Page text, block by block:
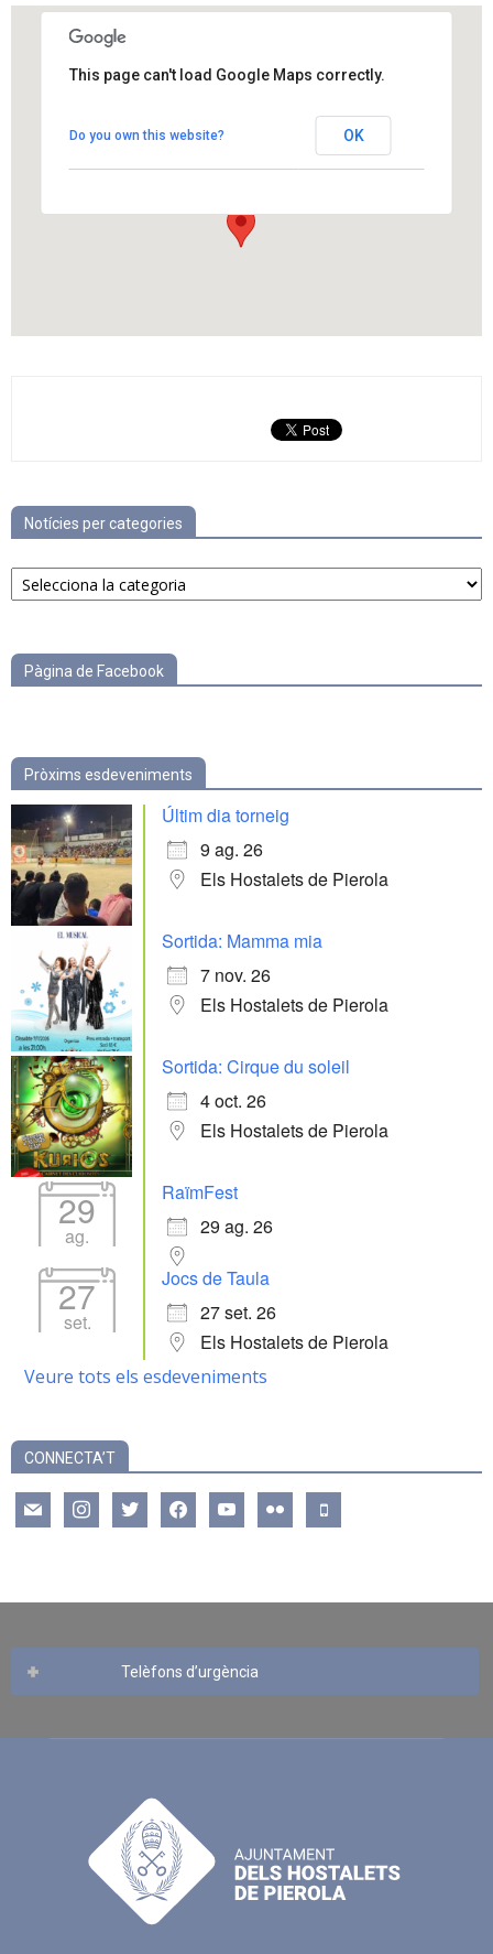
Punt Jove dels Hostalets de Pierola
Anselm Clavé, 6 - Els Hostalets de Pierola
View Events
This page can't load Google Maps correctly.
Do you own this website? OK
Notícies per categories
Notícies
per
Pàgina de Facebook
Pròxims esdeveniments
Últim dia torneig
9 ag. 26
Els Hostalets de Pierola
Sortida: Mamma mia
7 nov. 26
Els Hostalets de Pierola
Sortida: Cirque du soleil
4 oct. 26
Els Hostalets de Pierola
29
ag.
RaïmFest
29 ag. 26
27
set.
Jocs de Taula
27 set. 26
Els Hostalets de Pierola
Veure tots els esdeveniments
CONNECTA’T
mail instagramtwitter facebookyoutube flickr mobile
Telèfons d’urgència